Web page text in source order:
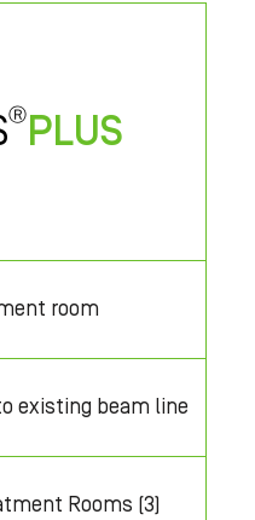
ⓇPLUS
room
existing beam line
Rooms (3)